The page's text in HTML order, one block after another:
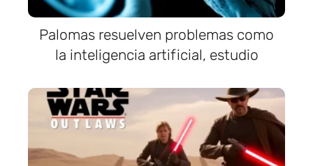
Palomas resuelven problemas como
la inteligencia artificial, estudio